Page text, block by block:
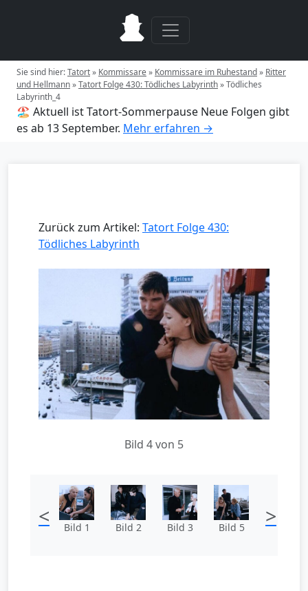
Sie sind hier:Tatort» Kommissare» Kommissare im Ruhestand» Ritter
und Hellmann»Tatort Folge 430: Tödliches Labyrinth»Tödliches
Labyrinth_4
🏖️ Aktuell ist Tatort-Sommerpause Neue Folgen gibt
es ab 13 September. Mehr erfahren →
Zurück zum Artikel: Tatort Folge 430:
Tödliches Labyrinth
Bild 4 von 5
< Bild 1 Bild 2 Bild 3 Bild 5 >